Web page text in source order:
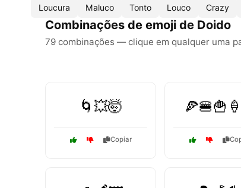
Loucura Maluco Tonto Louco Crazy
Combinações de emoji de Doido
79 combinações — clique em qualquer uma
🌀💥🤯
Copiar